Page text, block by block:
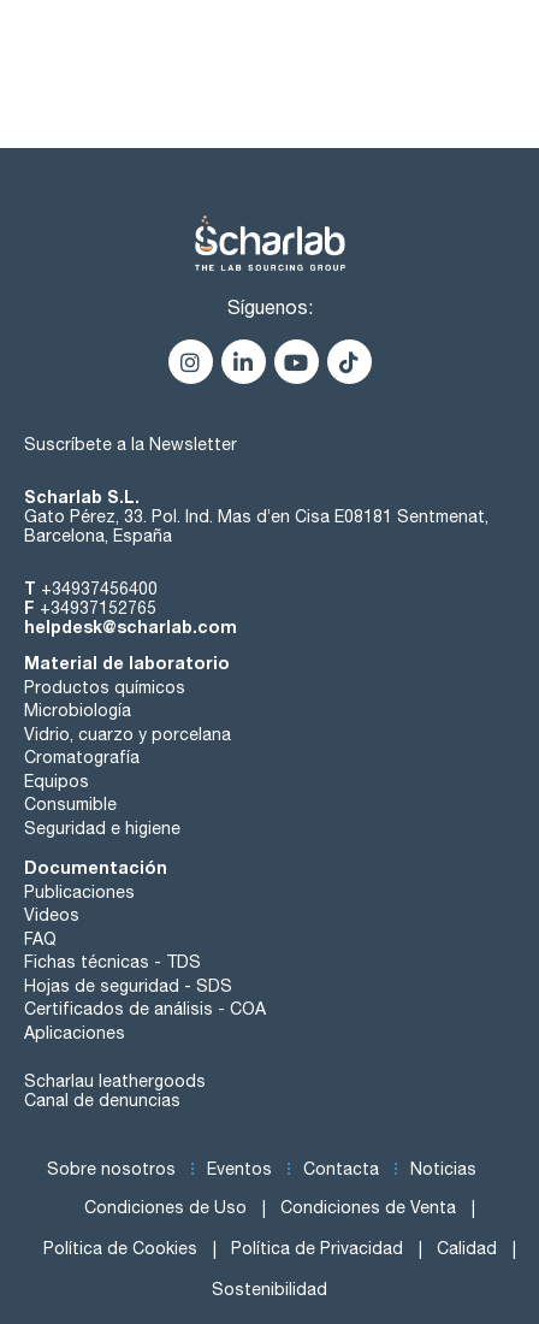
Síguenos:
Suscríbete a la Newsletter
Scharlab S.L.
Gato Pérez, 33. Pol. Ind. Mas d’en Cisa E08181 Sentmenat,
Barcelona, España
T +34937456400
F +34937152765
helpdesk@scharlab.com
Material de laboratorio
Productos químicos
Microbiología
Vidrio, cuarzo y porcelana
Cromatografía
Equipos
Consumible
Seguridad e higiene
Documentación
Publicaciones
Videos
FAQ
Fichas técnicas - TDS
Hojas de seguridad - SDS
Certificados de análisis - COA
Aplicaciones
Scharlau leathergoods
Canal de denuncias
Sobre nosotros Eventos Contacta Noticias
Condiciones de Uso Condiciones de Venta
Política de Cookies Política de Privacidad Calidad
Sostenibilidad